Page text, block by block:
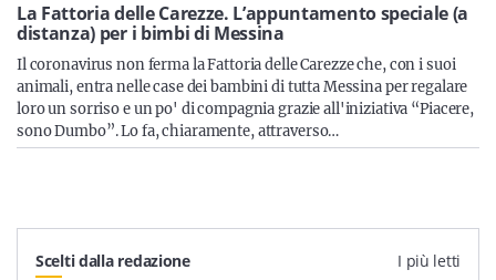
Servizi
nostra newsletter
La Fattoria delle Carezze. L’appuntamento speciale (a
distanza) per i bimbi di Messina
Il coronavirus non ferma la Fattoria delle Carezze che, con i suoi
animali, entra nelle case dei bambini di tutta Messina per regalare
loro un sorriso e un po' di compagnia grazie all'iniziativa “Piacere,
sono Dumbo”. Lo fa, chiaramente, attraverso…
Scelti dalla redazione I più letti